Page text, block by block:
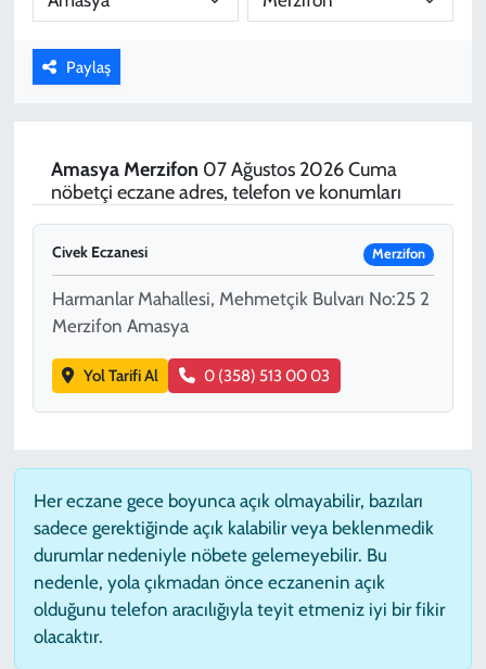
Paylaş
AmasyaMerzifon 07 Ağustos 2026 Cuma
nöbetçi eczane adres, telefon ve konumları
Civek Eczanesi Merzifon
Harmanlar Mahallesi, Mehmetçik Bulvarı No:25 2
Merzifon Amasya
Yol Tarifi Al 0 (358) 513 00 03
Her eczane gece boyunca açık olmayabilir, bazıları
sadece gerektiğinde açık kalabilir veya beklenmedik
durumlar nedeniyle nöbete gelemeyebilir. Bu
nedenle, yola çıkmadan önce eczanenin açık
olduğunu telefon aracılığıyla teyit etmeniz iyi bir fikir
olacaktır.